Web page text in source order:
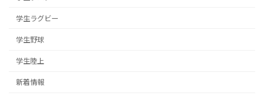
学生ラグビー
学生野球
学生陸上
新着情報